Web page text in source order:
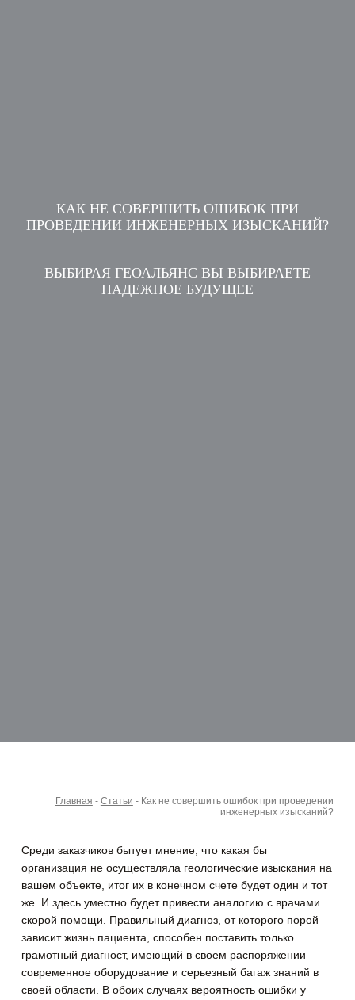
КАК НЕ СОВЕРШИТЬ ОШИБОК ПРИ
ПРОВЕДЕНИИ ИНЖЕНЕРНЫХ ИЗЫСКАНИЙ?
ВЫБИРАЯ ГЕОАЛЬЯНС ВЫ ВЫБИРАЕТЕ
НАДЕЖНОЕ БУДУЩЕЕ
Главная - Статьи - Как не совершить ошибок при проведении
инженерных изысканий?
Среди заказчиков бытует мнение, что какая бы
организация не осуществляла геологические изыскания на
вашем объекте, итог их в конечном счете будет один и тот
же. И здесь уместно будет привести аналогию с врачами
скорой помощи. Правильный диагноз, от которого порой
зависит жизнь пациента, способен поставить только
грамотный диагност, имеющий в своем распоряжении
современное оборудование и серьезный багаж знаний в
своей области. В обоих случаях вероятность ошибки у